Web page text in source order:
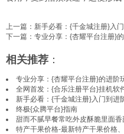
上一篇： 新手必看：{千金城注册}入
下一篇： 专业分享：{杏耀平台注册}
相关推荐 ：
专业分享：{杏耀平台注册}的进阶
全网首发：{合乐注册平台}挂机软
新手必看：{千金城注册}入门到进
终极{众腾平台}指南
甜而不腻早餐常吃外皮酥脆里面
特产干果价格-最新特产干果价格